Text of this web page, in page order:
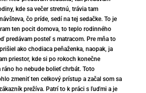
kde sa večer stretnú, trávia tam
čo príde, sedí na tej sedačke. To je
ten pocit domova, to teplo rodinného
predávam posteľ s matracom. Pre mňa to
ako chodiaca peňaženka, naopak, ja
priestor, kde si po rokoch konečne
ráno ho nebude bolieť chrbát. Toto
zmeniť ten celkový prístup a začal som sa
prežíva. Patrí to k práci s ľuďmi a je